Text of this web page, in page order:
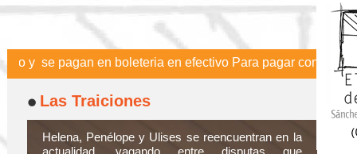
pagan en boleteria en efectivo Para pagar con tarjetas
Las Traiciones
Helena, Penélope y Ulises se reencuentran en la
actualidad, vagando entre disputas que